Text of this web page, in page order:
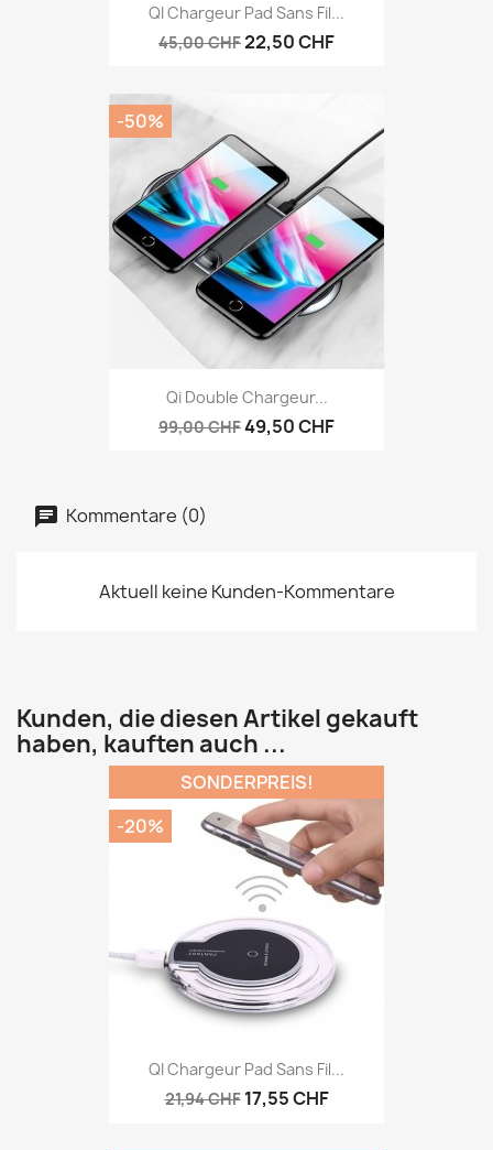
QI Chargeur Pad Sans Fil...
45,00 CHF22,50 CHF
Qi Double Chargeur...
99,00 CHF49,50 CHF
-50%
Kommentare (0)
Aktuell keine Kunden-Kommentare
Kunden, die diesen Artikel gekauft
haben, kauften auch ...
QI Chargeur Pad Sans Fil...
21,94 CHF 17,55 CHF
SONDERPREIS!
-20%